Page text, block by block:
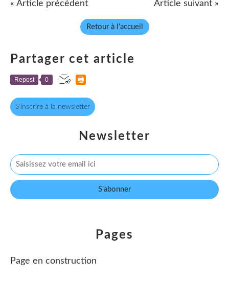
« Article précédent Article suivant »
Retour à l'accueil
Partager cet article
Repost 0
S'inscrire à la newsletter
Newsletter
Pages
Page en construction